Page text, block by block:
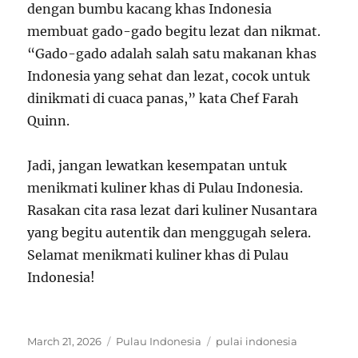
dengan bumbu kacang khas Indonesia
membuat gado-gado begitu lezat dan nikmat.
“Gado-gado adalah salah satu makanan khas
Indonesia yang sehat dan lezat, cocok untuk
dinikmati di cuaca panas,” kata Chef Farah
Quinn.
Jadi, jangan lewatkan kesempatan untuk
menikmati kuliner khas di Pulau Indonesia.
Rasakan cita rasa lezat dari kuliner Nusantara
yang begitu autentik dan menggugah selera.
Selamat menikmati kuliner khas di Pulau
Indonesia!
Posted
March 21, 2026 Categories
Pulau Indonesia Tags
pulai indonesia